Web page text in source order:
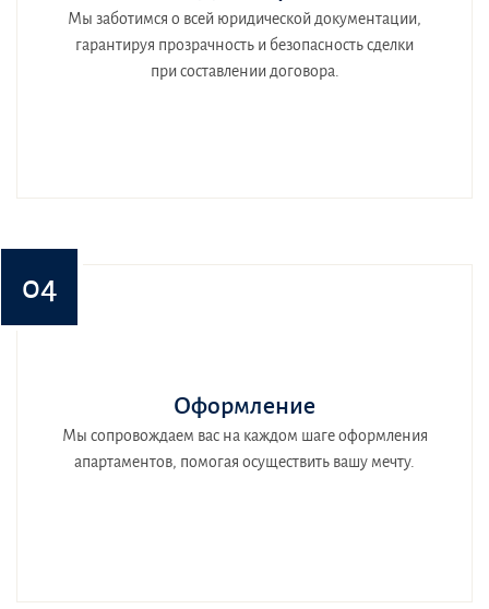
Мы заботимся о всей юридической документации,
гарантируя прозрачность и безопасность сделки
при составлении договора.
04
Оформление
Мы сопровождаем вас на каждом шаге оформления
апартаментов, помогая осуществить вашу мечту.